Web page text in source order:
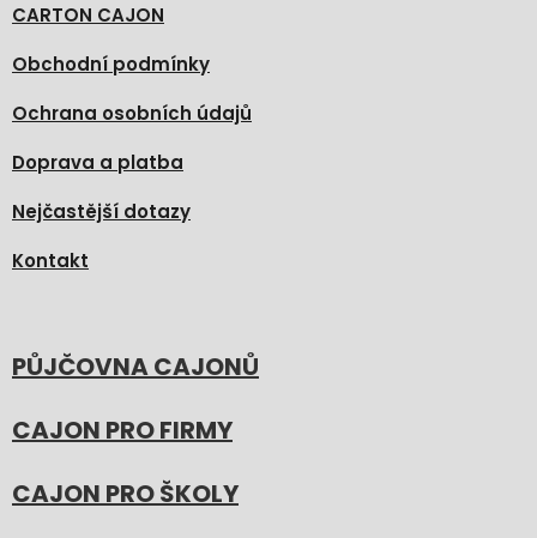
CARTON CAJON
Obchodní podmínky
Ochrana osobních údajů
Doprava a platba
Nejčastější dotazy
Kontakt
PŮJČOVNA CAJONŮ
CAJON PRO FIRMY
CAJON PRO ŠKOLY